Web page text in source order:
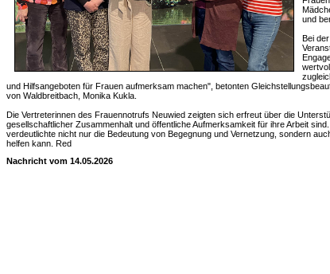
und
Bei
und Hilfsangeboten für Frauen aufmerksam machen", betonten
von Waldbreitbach, Monika Kukla.
Die Vertreterinnen des Frauennotrufs Neuwied zeigten sich erfreut über die
gesellschaftlicher Zusammenhalt und öffentliche Aufmerksamkeit für ihre Arbeit
verdeutlichte nicht nur die Bedeutung von Begegnung und Vernetzung, sondern
helfen kann. Red
Nachricht vom 14.05.2026